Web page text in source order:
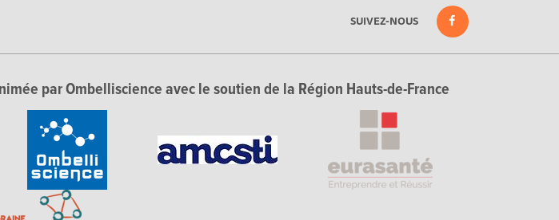
SUIVEZ-NOUS
par Ombelliscience avec le soutien de la Région Hauts-de-France